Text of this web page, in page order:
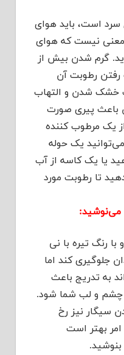
سرد است، باید هوای
معنی نیست که هوای
گرم شدن بیش از
رطوبت آن
خشک شدن و التهاب
باعث پیری صورت
یک مرطوب کننده
یک حوله
یا یک کاسه از آب
تا رطوبت مورد
رنگ تیره با نی
جلوگیری کند اما
به تدریج باعث
چشم و لب شما شود.
سیگار نیز رخ
بهتر است